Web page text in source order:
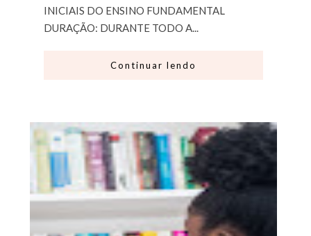
INICIAIS DO ENSINO FUNDAMENTAL
DURAÇÃO: DURANTE TODO A...
Continuar lendo